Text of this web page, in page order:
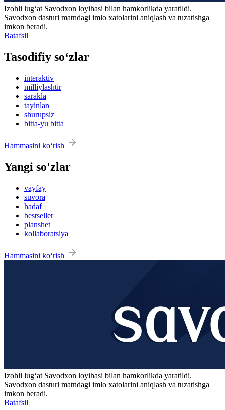
Izohli lugʻat Savodxon loyihasi bilan hamkorlikda yaratildi.
Savodxon dasturi matndagi imlo xatolarini aniqlash va tuzatishga
imkon beradi.
Batafsil
Tasodifiy so‘zlar
interaktiv
milliylashtir
sarakla
tayinlan
shurupsiz
bitta-yu bitta
Hammasini ko‘rish
Yangi so'zlar
vayfay
suvora
hadaf
bestseller
planshet
kollaboratsiya
Hammasini ko‘rish
Izohli lugʻat Savodxon loyihasi bilan hamkorlikda yaratildi.
Savodxon dasturi matndagi imlo xatolarini aniqlash va tuzatishga
imkon beradi.
Batafsil